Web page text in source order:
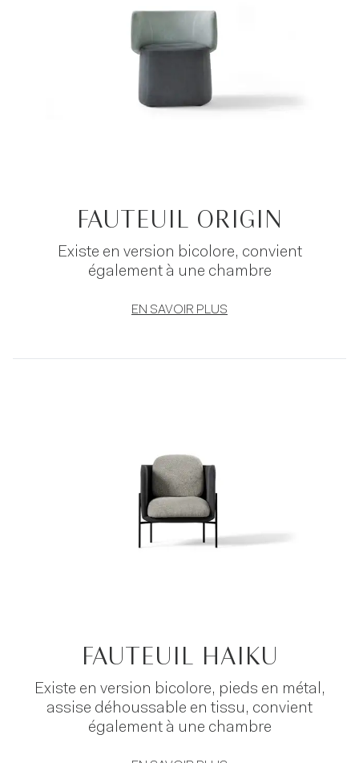
FAUTEUIL ORIGIN
Existe en version bicolore, convient
également à une chambre
EN SAVOIR PLUS
FAUTEUIL HAIKU
Existe en version bicolore, pieds en métal,
assise déhoussable en tissu, convient
également à une chambre